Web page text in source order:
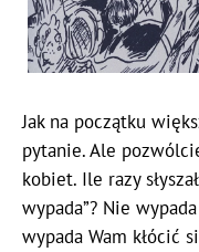
Jak na początku
pytanie. Ale
kobiet. Ile razy
wypada”? Nie
wypada Wam kłócić